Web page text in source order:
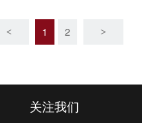
< 1 2 >
关注我们